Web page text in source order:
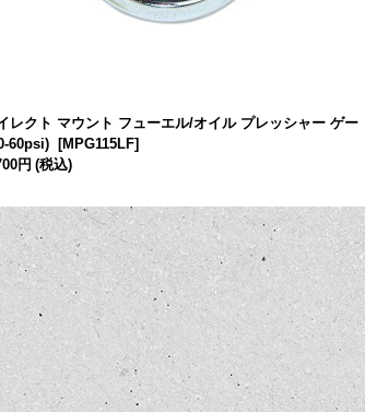
レクト マウント フューエル/オイル プレッシャー ゲー
60psi) [MPG115LF]
円 (税込)